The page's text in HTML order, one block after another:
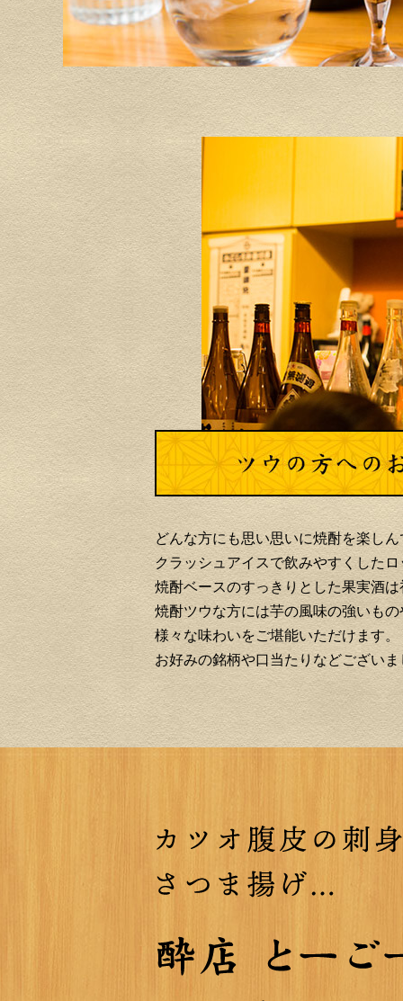
どんな方にも思い思いに焼酎を楽し
クラッシュアイスで飲みやすくした
焼酎ベースのすっきりとした果実酒
焼酎ツウな方には芋の風味の強いも
様々な味わいをご堪能いただけます。
お好みの銘柄や口当たりなどござい